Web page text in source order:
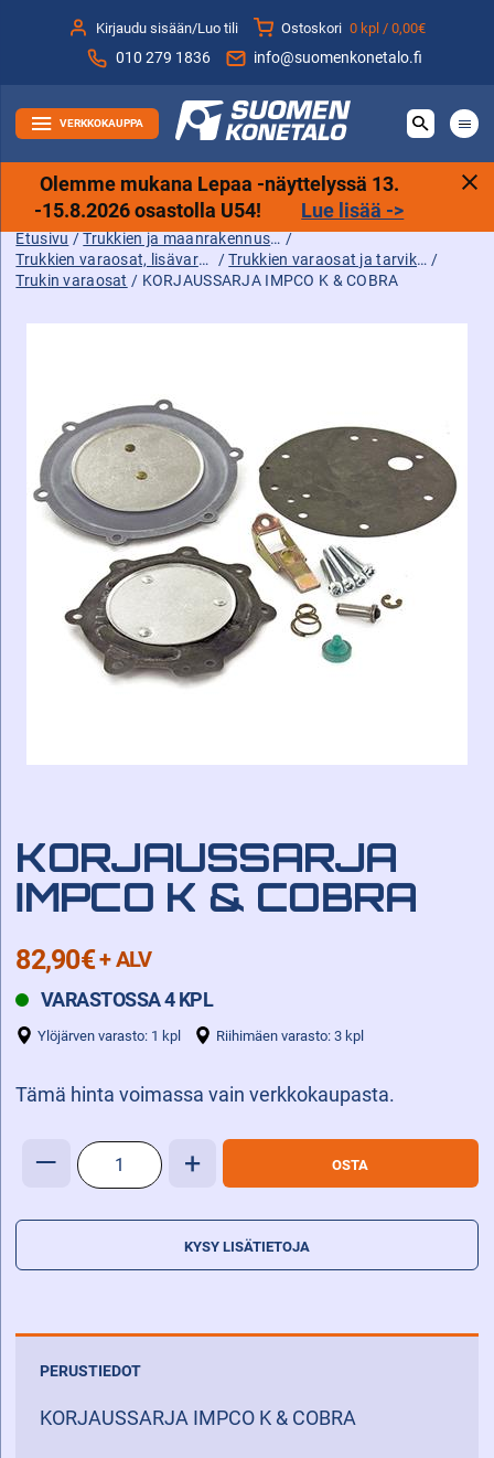
sisältöön
Kirjaudu sisään/Luo tili Ostoskori 0 kpl /0,00€
010 279 1836 info@suomenkonetalo.fi
VERKKOKAUPPA
Olemme mukana Lepaa -näyttelyssä 13.
-15.8.2026 osastolla U54! Lue lisää ->
Etusivu / Trukkien ja maanrakennuskoneiden tarvikkeet sekä varaosat ja lisävarusteet /
Trukkien varaosat, lisävarusteet ja tarvikkeet / Trukkien varaosat ja tarvikkeet /
Trukin varaosat / KORJAUSSARJA IMPCO K & COBRA
KORJAUSSARJA
IMPCO K & COBRA
82,90€+ ALV
VARASTOSSA 4 KPL
Ylöjärven varasto: 1 kpl Riihimäen varasto: 3 kpl
Tämä hinta voimassa vain verkkokaupasta.
—
KORJAUSSARJA
IMPCO
+ OSTA
KYSY LISÄTIETOJA
PERUSTIEDOT
KORJAUSSARJA IMPCO K & COBRA